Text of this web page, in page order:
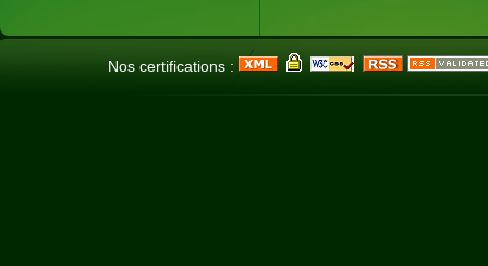
Nos certifications :